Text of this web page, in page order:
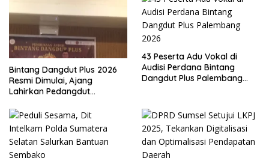
Bintang Dangdut Plus 2026
Resmi Dimulai, Ajang
Lahirkan Pedangdut
Lestarikan Budaya
43 Peserta Adu Vokal di
Audisi Perdana Bintang
Dangdut Plus Palembang